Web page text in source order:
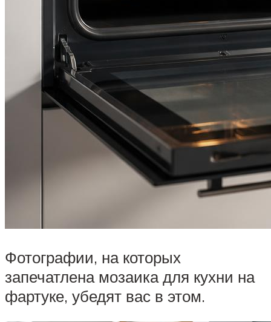
Фотографии, на которых
запечатлена мозаика для кухни на
фартуке, убедят вас в этом.